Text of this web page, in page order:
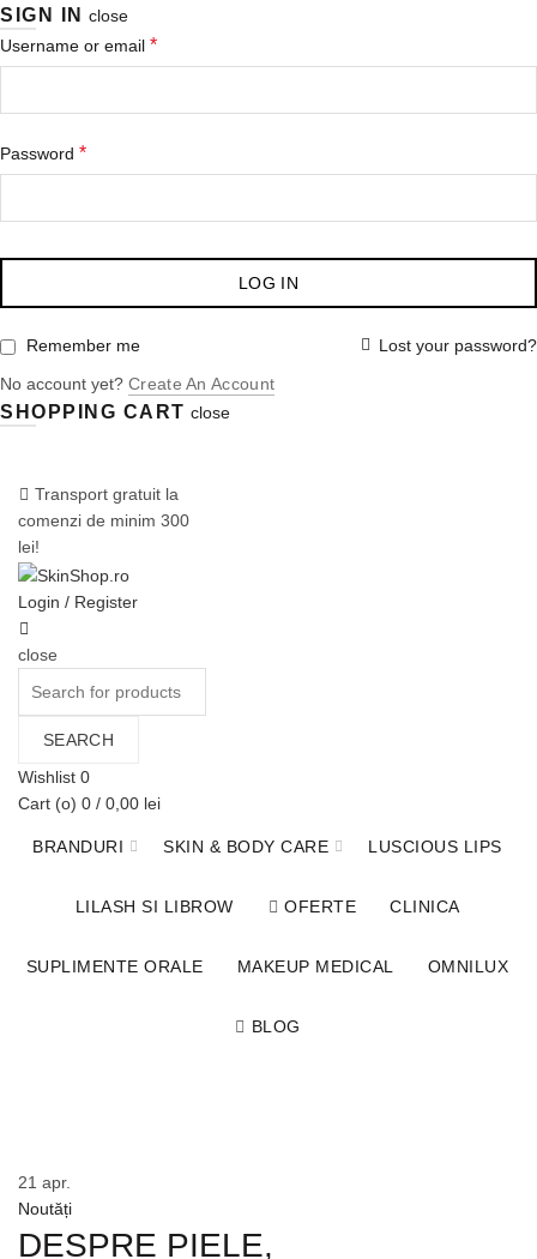
SIGN IN close
Username or email *Obligatoriu
Password *Obligatoriu
LOG IN
Lost your password?
Remember me
No account yet? Create An Account
SHOPPING CART close
Transport gratuit la
comenzi de minim 300
lei!
Login / Register
close
SEARCH
Wishlist 0
Cart (o) 0 / 0,00 lei
BRANDURI SKIN & BODY CARE LUSCIOUS LIPS
LILASH SI LIBROW OFERTE CLINICA
SUPLIMENTE ORALE MAKEUP MEDICAL OMNILUX
BLOG
21 apr.
Noutăți
DESPRE PIELE,